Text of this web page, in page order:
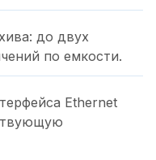
до двух
по емкости.
Ethernet